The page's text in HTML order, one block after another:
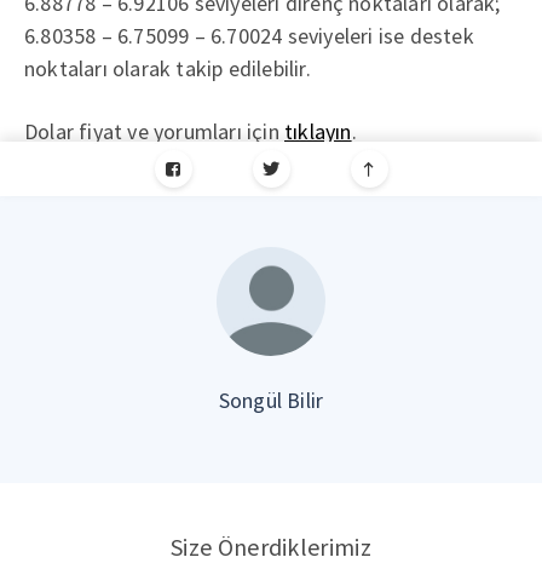
6.80358 – 6.75099 – 6.70024 seviyeleri ise destek
noktaları olarak takip edilebilir.
Dolar fiyat ve yorumları için tıklayın.
Songül Bilir
Size Önerdiklerimiz